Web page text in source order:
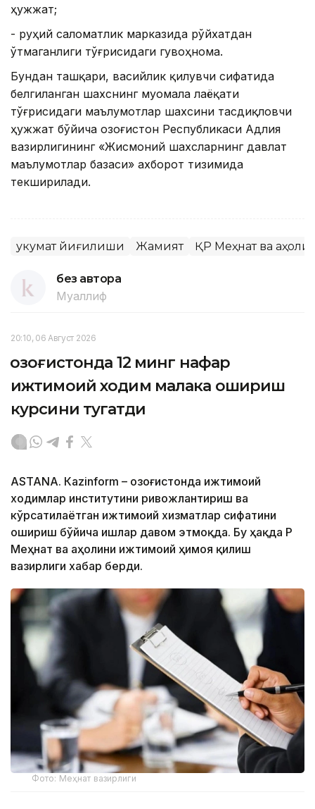
ҳужжат;
- руҳий саломатлик марказида рўйхатдан
ўтмаганлиги тўғрисидаги гувоҳнома.
Бундан ташқари, васийлик қилувчи сифатида
белгиланган шахснинг муомала лаёқати
тўғрисидаги маълумотлар шахсини тасдиқловчи
ҳужжат бўйича Қозоғистон Республикаси Aдлия
вазирлигининг «Жисмоний шахсларнинг давлат
маълумотлар базаси» ахборот тизимида
текширилади.
Ҳукумат йиғилиши Жамият ҚР Меҳнат ва
без автора
Муаллиф
20:10, 06 Август 2026
Қозоғистонда 12 минг нафар
ижтимоий ходим малака ошириш
курсини тугатди
ASTANА. Кazinform – Қозоғистонда ижтимоий
ходимлар институтини ривожлантириш ва
кўрсатилаётган ижтимоий хизматлар сифатини
ошириш бўйича ишлар давом этмоқда. Бу ҳақда ҚР
Меҳнат ва аҳолини ижтимоий ҳимоя қилиш
вазирлиги хабар берди.
Фото: Меҳнат вазирлиги